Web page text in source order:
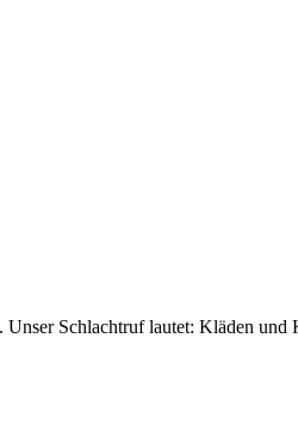
Unser Schlachtruf lautet: Kläden